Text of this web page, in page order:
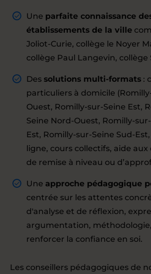
Une parfaite connaissance
établissements de la ville
Joliot-Curie, collège le Noyer
collège Paul Langevin, collège
Des solutions multi-formats :
particuliers à domicile
Ouest, Romilly-sur-Seine Est,
Seine Nord-Ouest, Romilly-
Est, Romilly-sur-Seine Sud-
ligne, cours collectifs, aide aux
de remise à niveau ou
Une approche pédagogique
centrée sur les attentes
d'analyse et de réflexion,
argumentation,
renforcer la confiance en soi.
Les conseillers pédagogiques de